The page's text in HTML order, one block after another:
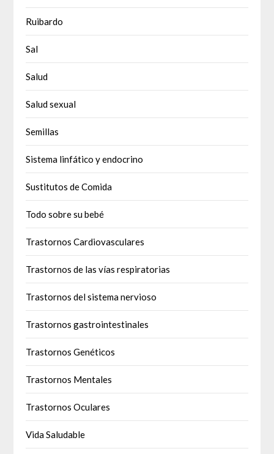
Ruibardo
Sal
Salud
Salud sexual
Semillas
Sistema linfático y endocrino
Sustitutos de Comida
Todo sobre su bebé
Trastornos Cardiovasculares
Trastornos de las vías respiratorias
Trastornos del sistema nervioso
Trastornos gastrointestinales
Trastornos Genéticos
Trastornos Mentales
Trastornos Oculares
Vida Saludable